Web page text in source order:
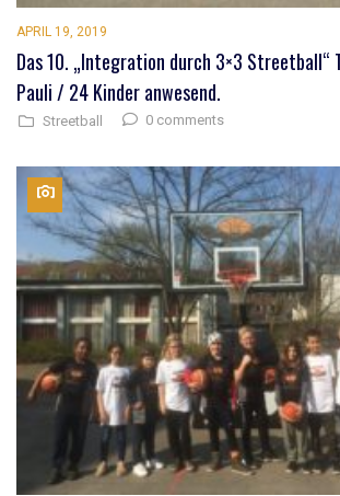
APRIL 19, 2019
Das 10. „Integration durch 3×3 Streetball“
Pauli / 24 Kinder anwesend.
Streetball 0 comments